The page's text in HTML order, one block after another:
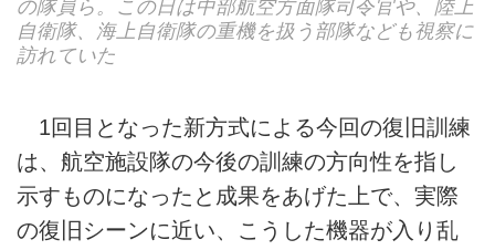
の隊員ら。この日は中部航空方面隊司令官や、陸上
自衛隊、海上自衛隊の重機を扱う部隊なども視察に
訪れていた
1回目となった新方式による今回の復旧訓練
は、航空施設隊の今後の訓練の方向性を指し
示すものになったと成果をあげた上で、実際
の復旧シーンに近い、こうした機器が入り乱